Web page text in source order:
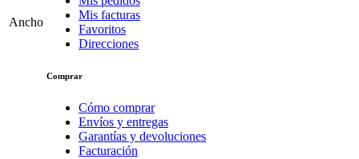
Ancho
Mis facturas
Favoritos
Direcciones
Comprar
Cómo comprar
Envíos y entregas
Garantías y devoluciones
Facturación